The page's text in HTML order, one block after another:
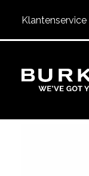
Klantenservice